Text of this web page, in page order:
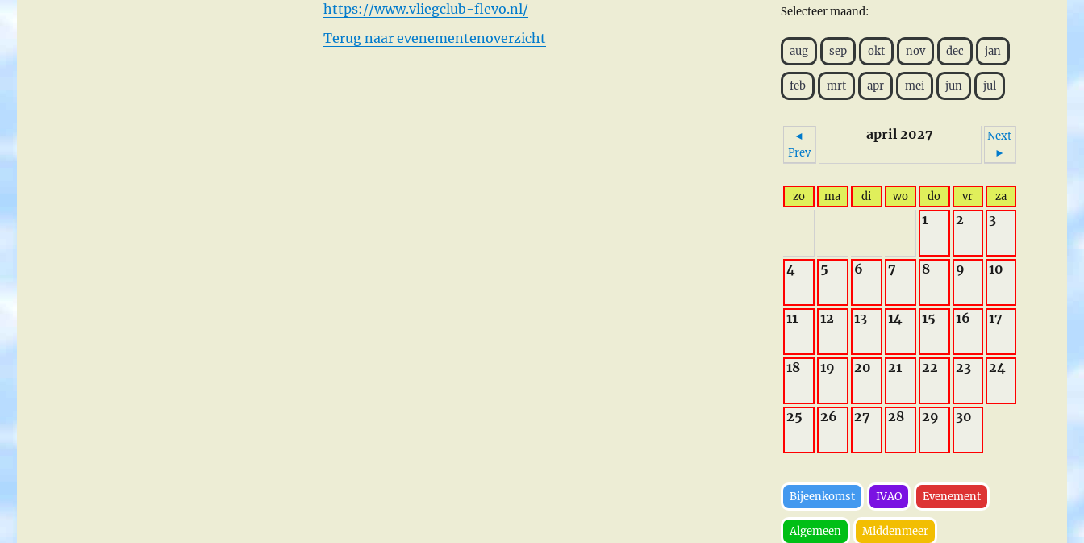
https://www.vliegclub-flevo.nl/
Terug naar evenementenoverzicht
Selecteer maand:
aug sep okt nov dec jan
feb mrt apr mei jun jul
◄
Prev
april 2027
Next
►
zo ma di wo do vr za
1 2 3
4 5 6 7 8 9 10
11 12 13 14 15 16 17
18 19 20 21 22 23 24
25 26 27 28 29 30
Bijeenkomst IVAO Evenement
Algemeen Middenmeer